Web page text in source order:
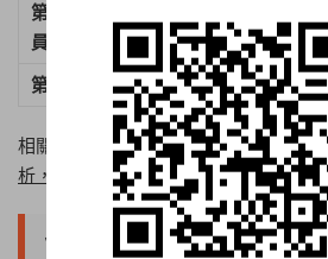
第10階（助理站務
員）
第11階（服務員） 高中職以上
相關推薦：
【2026台電招考】考試時
析，最強備考攻略看這裡！
台鐵從業人員福利待遇：